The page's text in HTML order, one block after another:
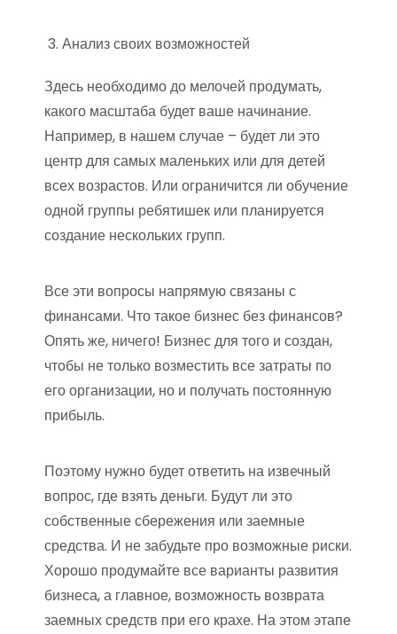
Анализ своих возможностей
Здесь необходимо до мелочей продумать,
какого масштаба будет ваше начинание.
Например, в нашем случае – будет ли это
центр для самых маленьких или для детей
всех возрастов. Или ограничится ли обучение
одной группы ребятишек или планируется
создание нескольких групп.
Все эти вопросы напрямую связаны с
финансами. Что такое бизнес без финансов?
Опять же, ничего! Бизнес для того и создан,
чтобы не только возместить все затраты по
его организации, но и получать постоянную
прибыль.
Поэтому нужно будет ответить на извечный
вопрос, где взять деньги. Будут ли это
собственные сбережения или заемные
средства. И не забудьте про возможные риски.
Хорошо продумайте все варианты развития
бизнеса, а главное, возможность возврата
заемных средств при его крахе. На этом этапе